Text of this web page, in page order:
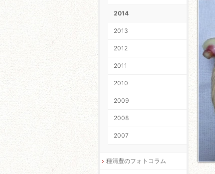
2014
2013
2012
2011
2010
2009
2008
2007
種清豊のフォトコラム